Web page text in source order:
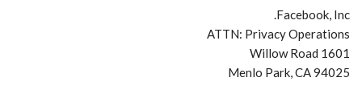
Facebook, Inc.
ATTN: Privacy Operations
1601 Willow Road
Menlo Park, CA 94025